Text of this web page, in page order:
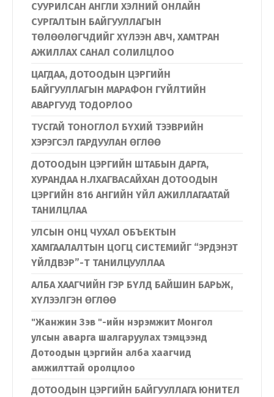
СУУРИЛСАН АНГЛИ ХЭЛНИЙ ОНЛАЙН
СУРГАЛТЫН БАЙГУУЛЛАГЫН
ТӨЛӨӨЛӨГЧДИЙГ ХҮЛЭЭН АВЧ, ХАМТРАН
АЖИЛЛАХ САНАЛ СОЛИЛЦЛОО
ЦАГДАА, ДОТООДЫН ЦЭРГИЙН
БАЙГУУЛЛАГЫН МАРАФОН ГҮЙЛТИЙН
АВАРГУУД ТОДОРЛОО
ТУСГАЙ ТОНОГЛОЛ БҮХИЙ ТЭЭВРИЙН
ХЭРЭГСЭЛ ГАРДУУЛАН ӨГЛӨӨ
ДОТООДЫН ЦЭРГИЙН ШТАБЫН ДАРГА,
ХУРАНДАА Н.ЛХАГВАСАЙХАН ДОТООДЫН
ЦЭРГИЙН 816 АНГИЙН ҮЙЛ АЖИЛЛАГААТАЙ
ТАНИЛЦЛАА
УЛСЫН ОНЦ ЧУХАЛ ОБЪЕКТЫН
ХАМГААЛАЛТЫН ЦОГЦ СИСТЕМИЙГ “ЭРДЭНЭТ
ҮЙЛДВЭР”-Т ТАНИЛЦУУЛЛАА
АЛБА ХААГЧИЙН ГЭР БҮЛД БАЙШИН БАРЬЖ,
ХҮЛЭЭЛГЭН ӨГЛӨӨ
"Жанжин Зэв "-ийн нэрэмжит Монгол
улсын аварга шалгаруулах тэмцээнд
Дотоодын цэргийн алба хаагчид
амжилттай оролцлоо
ДОТООДЫН ЦЭРГИЙН БАЙГУУЛЛАГА ЮНИТЕЛ
Хэл солих